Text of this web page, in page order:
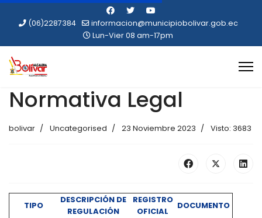
(06)2287384
informacion@municipiobolivar.gob.ec
Lun-Vier 08 am-17pm
Normativa Legal
bolivar Uncategorised 23 Noviembre 2023 Visto: 3683
TIPO
DESCRIPCIÓN DE
REGULACIÓN
REGISTRO
OFICIAL
DOCUMENTO